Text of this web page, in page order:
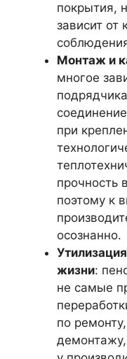
покрытия,
зависит от
Монтаж и
многое
при
прочность
поэтому к
осознанно.
жизни:
не самые
по